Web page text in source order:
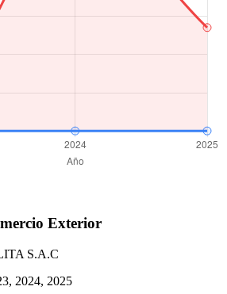
Exterior
S.A.C
2024, 2025